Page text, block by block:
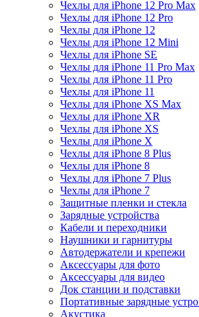
Чехлы для iPhone 12 Pro Max
Чехлы для iPhone 12 Pro
Чехлы для iPhone 12
Чехлы для iPhone 12 Mini
Чехлы для iPhone SE
Чехлы для iPhone 11 Pro Max
Чехлы для iPhone 11 Pro
Чехлы для iPhone 11
Чехлы для iPhone XS Max
Чехлы для iPhone XR
Чехлы для iPhone XS
Чехлы для iPhone X
Чехлы для iPhone 8 Plus
Чехлы для iPhone 8
Чехлы для iPhone 7 Plus
Чехлы для iPhone 7
Защитные пленки и стекла
Зарядные устройства
Кабели и переходники
Наушники и гарнитуры
Автодержатели и крепежи
Аксессуары для фото
Аксессуары для видео
Док станции и подставки
Портативные зарядные
Акустика